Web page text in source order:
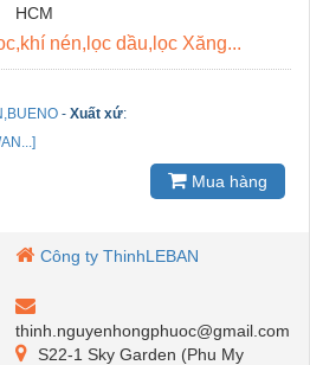
HCM
nén,lọc dầu,lọc Xăng...
- Xuất xứ:
Mua hàng
Công ty ThinhLEBAN
thinh.nguyenhongphuoc@gmail.com
S22-1 Sky Garden (Phu My